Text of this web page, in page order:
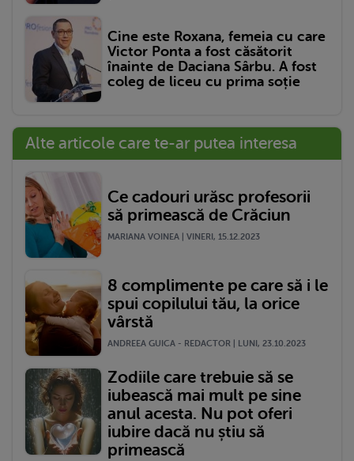
Cine este Roxana, femeia cu care
Victor Ponta a fost căsătorit
înainte de Daciana Sârbu. A fost
coleg de liceu cu prima soție
Alte articole care te-ar putea interesa
Ce cadouri urăsc profesorii
să primească de Crăciun
MARIANA VOINEA | VINERI, 15.12.2023
8 complimente pe care să i le
spui copilului tău, la orice
vârstă
ANDREEA GUICA - REDACTOR | LUNI, 23.10.2023
Zodiile care trebuie să se
iubească mai mult pe sine
anul acesta. Nu pot oferi
iubire dacă nu știu să
primească